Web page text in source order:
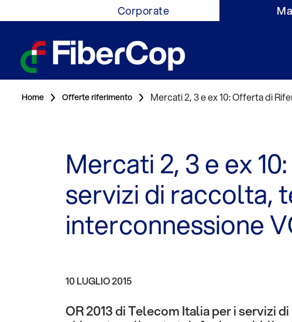
Corporate
Home Offerte riferimento Mercati 2, 3 e ex 10: Offerta di
Mercati 2, 3 e ex
servizi di raccolta,
interconnessione
10 LUGLIO 2015
OR 2013 di Telecom Italia per i servizi